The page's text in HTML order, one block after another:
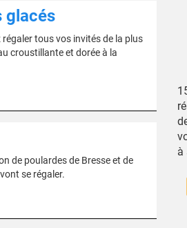
glacés
tous vos invités de la plus
croustillante et dorée à la
de poulardes de Bresse et de
se régaler.
à